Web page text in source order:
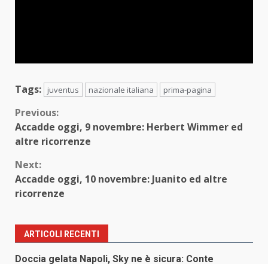
Tags: juventus nazionale italiana prima-pagina
Continue
Reading
Previous:
Accadde oggi, 9 novembre: Herbert Wimmer ed
altre ricorrenze
Next:
Accadde oggi, 10 novembre: Juanito ed altre
ricorrenze
ARTICOLI RECENTI
Doccia gelata Napoli, Sky ne è sicura: Conte